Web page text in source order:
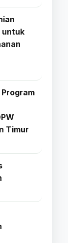
untuk
Timur